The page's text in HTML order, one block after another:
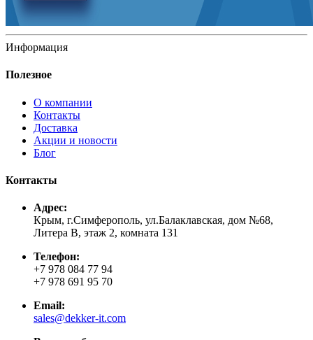
Информация
Полезное
О компании
Контакты
Доставка
Акции и новости
Блог
Контакты
Адрес:
Крым, г.Симферополь, ул.Балаклавская, дом №68,
Литера В, этаж 2, комната 131
Телефон:
+7 978 084 77 94
+7 978 691 95 70
Email:
sales@dekker-it.com